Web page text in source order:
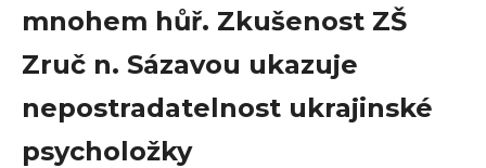
mnohem hůř. Zkušenost ZŠ
Zruč n. Sázavou ukazuje
nepostradatelnost ukrajinské
psycholožky